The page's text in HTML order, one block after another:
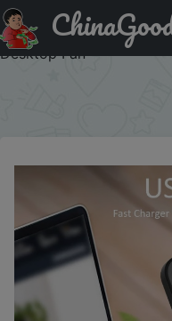
Купить: Portable Mini
Wall - Hanging Desk
Desktop Fan